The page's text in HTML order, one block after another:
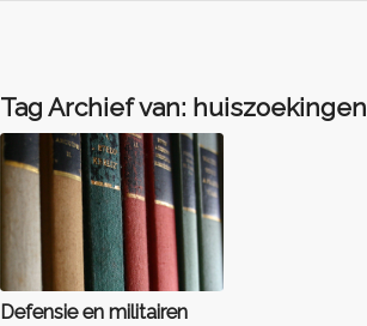
Tag Archief van: huiszoekingen
Defensie en militairen